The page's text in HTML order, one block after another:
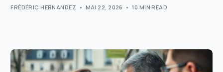
FRÉDÉRIC HERNANDEZ MAI 22, 2026 10 MIN READ